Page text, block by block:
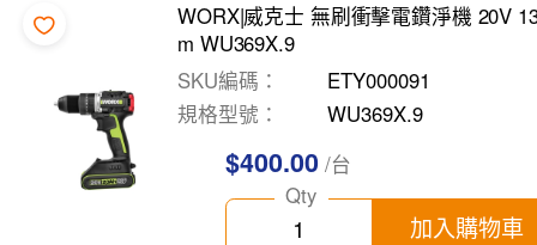
WORX|威克士 無刷衝擊電鑽淨機 20V
m WU369X.9
SKU編碼
ETY000091
規格型號
WU369X.9
$400.00 /台
Qty
加入購物車